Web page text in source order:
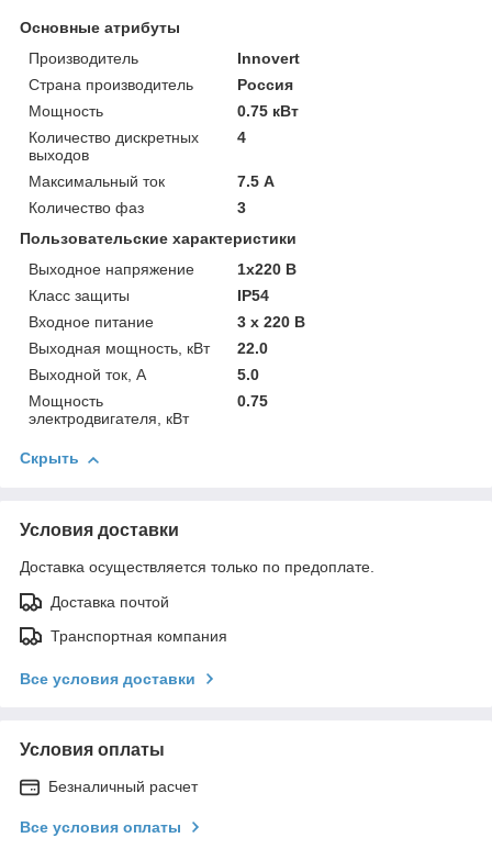
Основные атрибуты
Производитель
Innovert
Страна производитель
Россия
Мощность
0.75 кВт
Количество дискретных
выходов
4
Максимальный ток
7.5 А
Количество фаз
3
Пользовательские характеристики
Выходное напряжение
1х220 В
Класс защиты
IP54
Входное питание
3 х 220 В
Выходная мощность, кВт
22.0
Выходной ток, А
5.0
Мощность
электродвигателя, кВт
0.75
Скрыть
Условия доставки
Доставка осуществляется только по предоплате.
Доставка почтой
Транспортная компания
Все условия доставки
Условия оплаты
Безналичный расчет
Все условия оплаты